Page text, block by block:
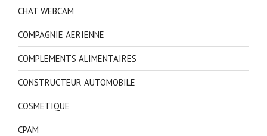
CHAT WEBCAM
COMPAGNIE AERIENNE
COMPLEMENTS ALIMENTAIRES
CONSTRUCTEUR AUTOMOBILE
COSMETIQUE
CPAM